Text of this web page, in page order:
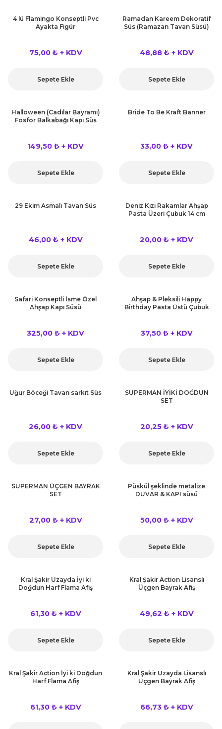
4 lü Flamingo Konseptli Pvc
Ayakta Figür
75,00 ₺ + KDV
Sepete Ekle
Ramadan Kareem Dekoratif
Süs (Ramazan Tavan Süsü)
48,88 ₺ + KDV
Sepete Ekle
Halloween (Cadılar Bayramı)
Fosfor Balkabağı Kapı Süs
149,50 ₺ + KDV
Sepete Ekle
Bride To Be Kraft Banner
33,00 ₺ + KDV
Sepete Ekle
29 Ekim Asmalı Tavan Süs
46,00 ₺ + KDV
Sepete Ekle
Deniz Kızı Rakamlar Ahşap
Pasta Üzeri Çubuk 14 cm
20,00 ₺ + KDV
Sepete Ekle
Safari Konseptli İsme Özel
Ahşap Kapı Süsü
325,00 ₺ + KDV
Sepete Ekle
Ahşap & Pleksili Happy
Birthday Pasta Üstü Çubuk
37,50 ₺ + KDV
Sepete Ekle
Uğur Böceği Tavan sarkıt Süs
26,00 ₺ + KDV
Sepete Ekle
SUPERMAN İYİKİ DOĞDUN
SET
20,25 ₺ + KDV
Sepete Ekle
SUPERMAN ÜÇGEN BAYRAK
SET
27,00 ₺ + KDV
Sepete Ekle
Püskül şeklinde metalize
DUVAR & KAPI süsü
50,00 ₺ + KDV
Sepete Ekle
Kral Şakir Uzayda İyi ki
Doğdun Harf Flama Afiş
61,30 ₺ + KDV
Sepete Ekle
Kral Şakir Action Lisanslı
Üçgen Bayrak Afiş
49,62 ₺ + KDV
Sepete Ekle
Kral Şakir Action İyi ki Doğdun
Harf Flama Afiş
61,30 ₺ + KDV
Kral Şakir Uzayda Lisanslı
Üçgen Bayrak Afiş
66,73 ₺ + KDV